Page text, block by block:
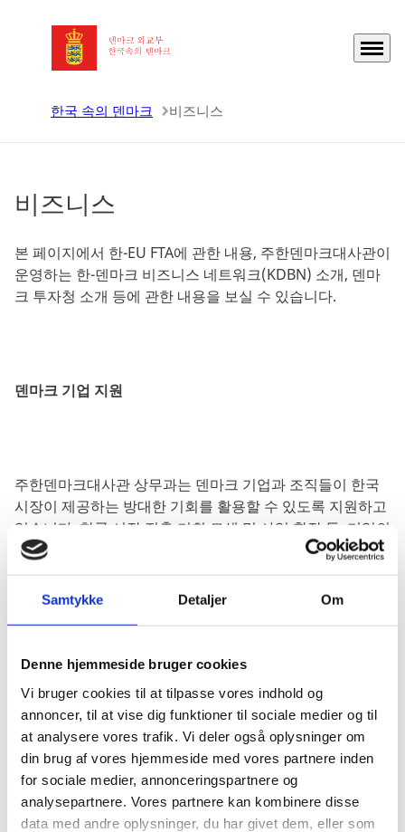
Samtykke Detaljer Om
Denne hjemmeside bruger cookies
Vi bruger cookies til at tilpasse vores indhold og
annoncer, til at vise dig funktioner til sociale medier og til
at analysere vores trafik. Vi deler også oplysninger om
din brug af vores hjemmeside med vores partnere inden
for sociale medier, annonceringspartnere og
analysepartnere. Vores partnere kan kombinere disse
data med andre oplysninger, du har givet dem, eller som
홈으로 이동 메뉴
한국 속의 덴마크 비즈니스
비즈니스
본 페이지에서 한-EU FTA에 관한 내용, 주한덴마크대사관이
운영하는 한-덴마크 비즈니스 네트워크(KDBN) 소개, 덴마
크 투자청 소개 등에 관한 내용을 보실 수 있습니다.
덴마크 기업 지원
주한덴마크대사관 상무과는 덴마크 기업과 조직들이 한국
시장이 제공하는 방대한 기회를 활용할 수 있도록 지원하고
있습니다. 한국 시장 진출 기회 모색 및 사업 확장 등, 기업의
필요와 요구에 맞춰 맞춤 서비스가 가능하니 한국 시장에 대
해 궁금한 덴마크 기업들은 언제든지 대사관 상무과에 연락
하시기를 바랍니다. 대사관은 덴마크와 한국 간의 무역, 투
한·EU 자유무역협정
한·덴마크 비즈니스 네트워크